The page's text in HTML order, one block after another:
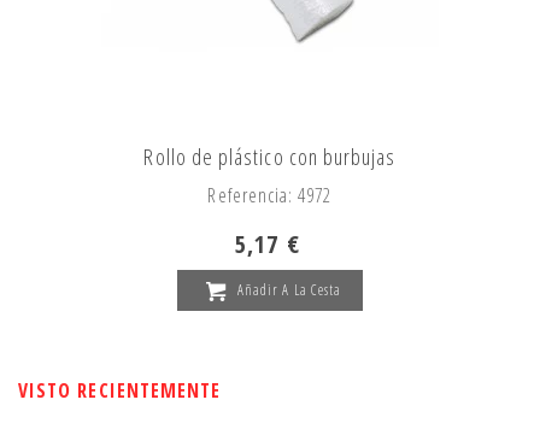
Rollo de plástico con burbujas
Referencia: 4972
5,17 €
Añadir A La Cesta
VISTO RECIENTEMENTE